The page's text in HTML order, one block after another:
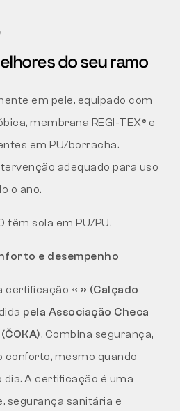
do seu ramo
em pele, equipado com
membrana REGI-TEX® e
em PU/borracha.
adequado para uso
o ano.
têm sola em PU/PU.
e desempenho
certificação « » (Calçado
pela Associação Checa
. Combina segurança,
mesmo quando
A certificação é uma
segurança sanitária e